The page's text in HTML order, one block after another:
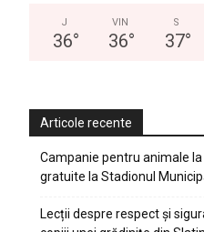
J
36°
VIN
36°
S
37°
Articole recente
Campanie pentru animale
gratuite la Stadionul
Lecții despre respect și